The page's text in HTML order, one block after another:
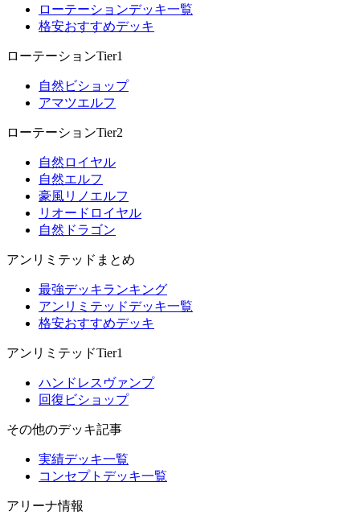
ローテーションデッキ一覧
格安おすすめデッキ
ローテーションTier1
自然ビショップ
アマツエルフ
ローテーションTier2
自然ロイヤル
自然エルフ
豪風リノエルフ
リオードロイヤル
自然ドラゴン
アンリミテッドまとめ
最強デッキランキング
アンリミテッドデッキ一覧
格安おすすめデッキ
アンリミテッドTier1
ハンドレスヴァンプ
回復ビショップ
その他のデッキ記事
実績デッキ一覧
コンセプトデッキ一覧
アリーナ情報